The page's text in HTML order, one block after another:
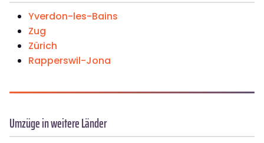
Yverdon-les-Bains
Zug
Zürich
Rapperswil-Jona
Umzüge in weitere Länder